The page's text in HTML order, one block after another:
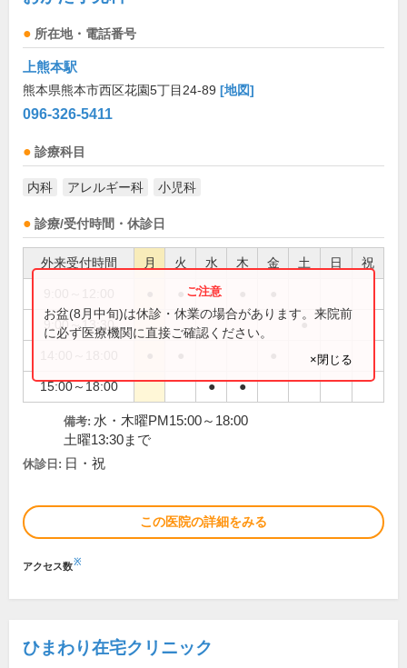
所在地・電話番号
上熊本駅
熊本県熊本市西区花園5丁目24-89 [地図]
096-326-5411
診療科目
内科 アレルギー科 小児科
診療/受付時間・休診日
外来受付時間 月 火 水 木 金 土 日 祝
●
9:00～13:30 ●
15:00～18:00 ● ●
お盆(8月中旬)は休診・休業の場合があります。来院前
に必ず医療機関に直接ご確認ください。
×閉じる
備考: 水・木曜PM15:00～18:00
土曜13:30まで
休診日: 日・祝
この医院の詳細をみる
アクセス数※
ひまわり在宅クリニック